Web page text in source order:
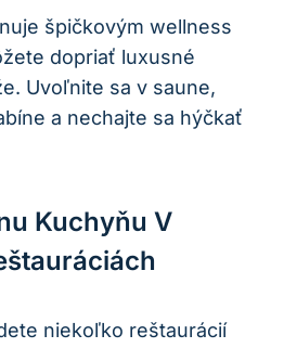
špičkovým wellness
dopriať luxusné
Uvoľnite sa v saune,
a nechajte sa hýčkať
Kuchyňu V
niekoľko reštaurácií